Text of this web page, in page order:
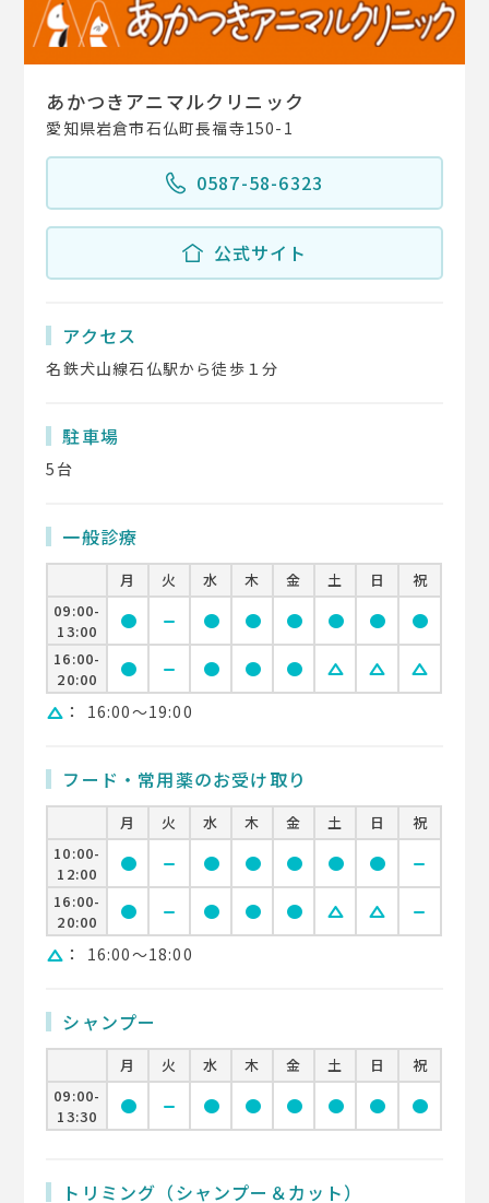
あかつきアニマルクリニック
愛知県岩倉市石仏町長福寺150-1
0587-58-6323
公式サイト
アクセス
名鉄犬山線石仏駅から徒歩１分
駐車場
5台
一般診療
月 火 水 木 金 土 日
祝
09:00-
13:00
circle remove circle circle circle circle circle circle
16:00-
20:00
circle remove circle circle circle change_history change_history
change_history
change_history ： 16:00〜19:00
フード・常用薬のお受け取り
月 火 水 木 金 土 日
祝
10:00-
12:00
circle remove circle circle circle circle circle remove
16:00-
20:00
circle remove circle circle circle change_history change_history
remove
change_history ： 16:00〜18:00
シャンプー
月 火 水 木 金 土 日
祝
09:00-
13:30
circle remove circle circle circle circle circle circle
トリミング（シャンプー＆カット）